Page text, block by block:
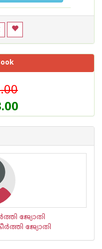
ജ്യോതി
ജ്യോതി